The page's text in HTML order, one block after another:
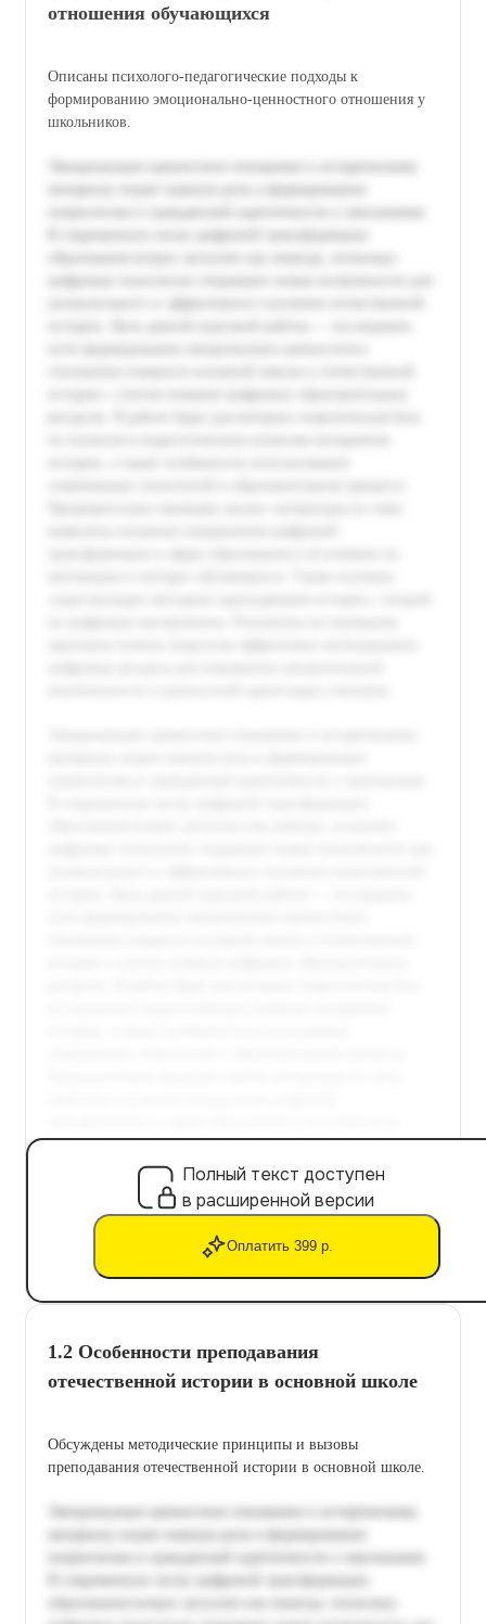
отношения обучающихся
Описаны психолого-педагогические подходы к
формированию эмоционально-ценностного отношения у
школьников.
Полный текст доступен
в расширенной версии
Оплатить 399 р.
1.2 Особенности преподавания
отечественной истории в основной школе
Обсуждены методические принципы и вызовы
преподавания отечественной истории в основной школе.